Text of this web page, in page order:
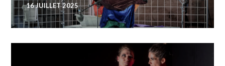
16 JUILLET 2025